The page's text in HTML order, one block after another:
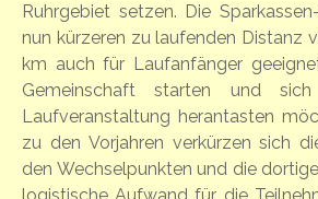
Ruhrgebiet setzen. Die
nun kürzeren zu laufenden Distanz
km auch für Laufanfänger
Gemeinschaft starten und
Laufveranstaltung herantasten
zu den Vorjahren verkürzen sich
den Wechselpunkten und die